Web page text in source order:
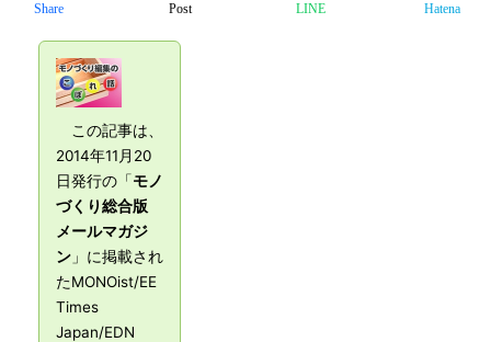
Share Post LINE Hatena
この記事は、
2014年11月20
日発行の「モノ
づくり総合版
メールマガジ
ン 」に掲載され
たMONOist/EE
Times
Japan/EDN